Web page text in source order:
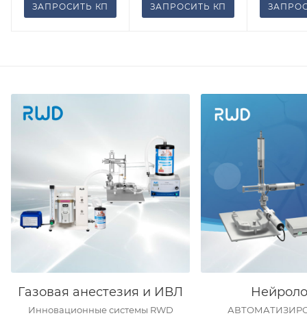
ЗАПРОСИТЬ КП ЗАПРОСИТЬ КП
Газовая анестезия и ИВЛ
Инновационные системы RWD